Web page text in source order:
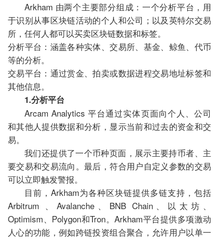
Arkham 由两个主要部分组成：一个分析平台，用
于识别从事区块链活动的个人和公司；以及英特尔交易
所，任何人都可以买卖区块链数据和标签。
分析平台：涵盖各种实体、​​交易所、基金、鲸鱼、代币
等的分析。
交易平台：通过赏金、拍卖或数据进程交易地址标签和
其他信息。
1.分析平台
Arcam Analytics 平台通过实体页面向个人、公司
和其他人提供数据和分析，显示当前和过去的资金和交
易。
我们还提供了一个币种页面，展示主要持币者、主
要交易和交易流向。最后，符合用户自定义参数的交易
可以立即触发警报。
目前，Arkham为各种区块链提供多链支持，包括
Arbitrum 、Avalanche、BNB Chain、以太坊、
Optimism、Polygon和Tron。Arkham平台提供多项激动
人心的功能，例如跨链投资组合聚合，允许用户以单一